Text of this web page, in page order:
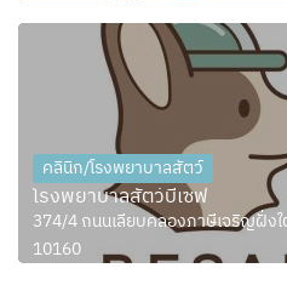
คลินิก/โรงพยาบาลสัตว์
โรงพยาบาลสัตว์บีเซฟ
374/4 ถนนเลียบคลองภาษีเจริญฝั่ง
10160